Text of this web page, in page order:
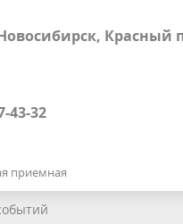
Красный
43-32
приемная